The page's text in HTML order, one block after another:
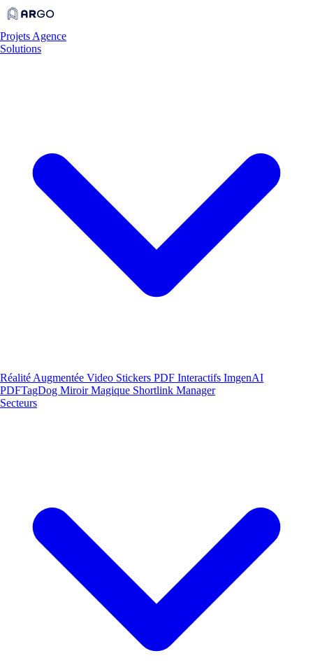
Projets Agence
Solutions
Réalité Augmentée Video Stickers PDF Interactifs ImgenAI
PDFTagDog Miroir Magique Shortlink Manager
Secteurs